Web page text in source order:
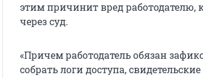
этим причинит вред работодателю,
через суд.
«Причем работодатель обязан
собрать логи доступа,